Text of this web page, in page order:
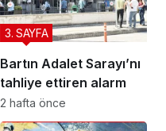
Bartın Adalet Sarayı’nı
tahliye ettiren alarm
3. SAYFA
2 hafta önce